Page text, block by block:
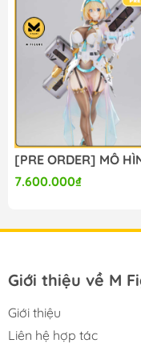
🔥Website: https://
#figure #mo_hinh
#mo_hinh_anime
#gameprize
---
7.600.000₫
Giới thiệu về M
Giới thiệu
Liên hệ hợp tác